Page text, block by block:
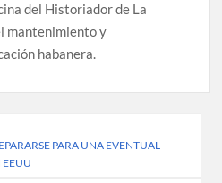
del Historiador de La
mantenimiento y
habanera.
PARA UNA EVENTUAL
EEUU